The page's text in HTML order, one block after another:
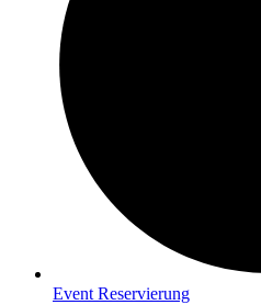
Event Reservierung